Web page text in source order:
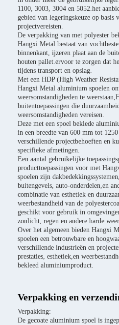
1100, 3003, 3004 en 5052.het
gebied van legeringskeuze op basis
projectvereisten.
De verpakking van met polyester
Hangxi Metal bestaat van
binnenkant, ijzeren plaat aan de
houten pallet.ervoor te zorgen dat
tijdens transport en opslag.
Met een HDP (High Weather
Hangxi Metal aluminium spoelen
weersomstandigheden te
buitentoepassingen die
weersomstandigheden vereisen.
Deze met een spoel beklede
in een breedte van 600 mm tot
verschillende projectbehoeften en
specifieke afmetingen.
Een aantal gebruikelijke
producttoepassingen voor met
spoelen zijn
buitengevels, auto-onderdelen,en
combinatie van esthetiek en
weerbestandheid van de
geschikt voor gebruik in
zonlicht, regen en andere harde
Over het algemeen bieden Hangxi
spoelen een betrouwbare en
verschillende industrieën en
prestaties, esthetiek,en
bekleed aluminiumproduct.
Verpakking en
Verpakking:
De gecoate aluminium spoel is